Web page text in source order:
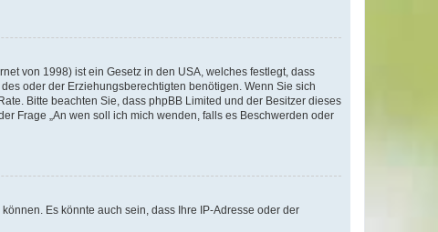
von 1998) ist ein Gesetz in den USA, welches festlegt, dass
oder der Erziehungsberechtigten benötigen. Wenn Sie sich
Bitte beachten Sie, dass phpBB Limited und der Besitzer dieses
Frage „An wen soll ich mich wenden, falls es Beschwerden oder
Es könnte auch sein, dass Ihre IP-Adresse oder der